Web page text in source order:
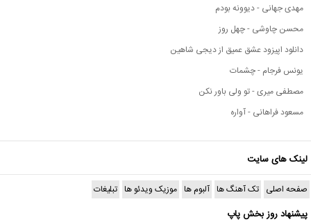
مهدی جهانی - دیوونه بودم
محسن چاوشی - چهل روز
دانلود اپیزود عشق عمیق از دیجی شاهین
یونس فرجام - چشمات
مصطفی میری - تو ولی باور نکن
مسعود فراهانی - آواره
لینک های سایت
صفحه اصلی تک آهنگ ها آلبوم ها موزیک ویدئو ها تبلیغات
پیشنهاد روز بخش پاپ